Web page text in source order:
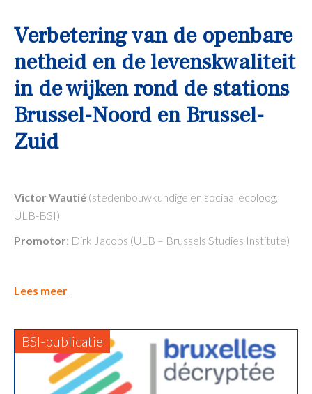
Verbetering van de openbare
netheid en de levenskwaliteit
in de wijken rond de stations
Brussel-Noord en Brussel-
Zuid
Victor Wautié (stedenbouwkundige en sociaal ecoloog,
ULB-BSI)
Promotor: Dirk Jacobs (ULB – Brussels Studies Institute)
Lees meer
BSI-publicatie